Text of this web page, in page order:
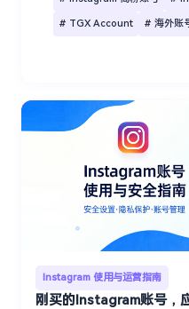
# TGX Account # 海外账
Instagram 使用与运营指南
刚买的Instagram账号，